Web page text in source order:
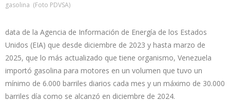
gasolina (Foto PDVSA)
data de la Agencia de Información de Energía de los Estados
Unidos (EIA) que desde diciembre de 2023 y hasta marzo de
2025, que lo más actualizado que tiene organismo, Venezuela
importó gasolina para motores en un volumen que tuvo un
mínimo de 6.000 barriles diarios cada mes y un máximo de 30.000
barriles día como se alcanzó en diciembre de 2024.